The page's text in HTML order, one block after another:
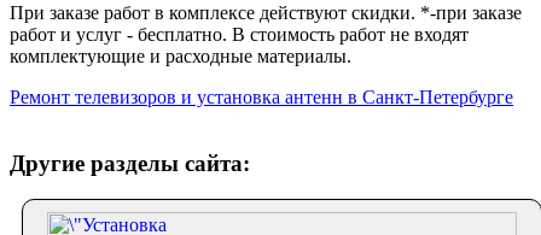
При заказе работ в комплексе действуют скидки. *-при заказе
работ и услуг - бесплатно. В стоимость работ не входят
комплектующие и расходные материалы.
Ремонт телевизоров и установка антенн в Санкт-Петербурге
Другие разделы сайта: